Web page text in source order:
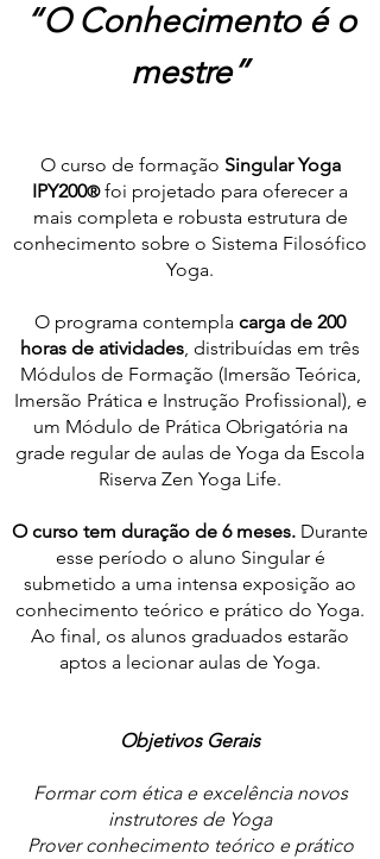
“O Conhecimento é o
mestre”
O curso de formação Singular Yoga
IPY200®foi projetado para oferecer a
mais completa e robusta estrutura de
conhecimento sobre o Sistema Filosófico
Yoga.
O programa contempla carga de 200
horas de atividades, distribuídas em três
Módulos de Formação (Imersão Teórica,
Imersão Prática e Instrução Profissional), e
um Módulo de Prática Obrigatória na
grade regular de aulas de Yoga da Escola
Riserva Zen Yoga Life.
O curso tem duração de 6meses. Durante
esse período o aluno Singular é
submetido a uma intensa exposição ao
conhecimento teórico e prático do Yoga.
Ao final, os alunos graduados estarão
aptos a lecionar aulas de Yoga.
Objetivos Gerais
Formar com ética e excelência novos
instrutores de Yoga
Prover conhecimento teórico e prático